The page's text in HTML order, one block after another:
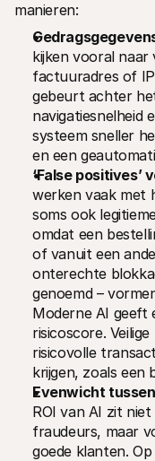
manieren:
kijken vooral naar
factuuradres of
gebeurt achter
navigatiesnelheid
systeem sneller
en een
‘False positives’
werken vaak met
soms ook
omdat een
of vanuit een
onterechte
genoemd –
Moderne AI geeft
risicoscore.
risicovolle
krijgen, zoals een
Evenwicht
ROI van AI zit
fraudeurs, maar
goede klanten.